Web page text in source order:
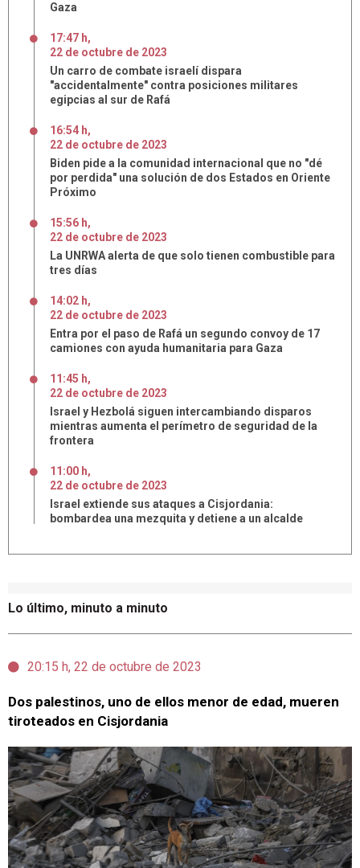
Lo último, minuto a minuto
20:15 h, 22 de octubre de 2023
Dos palestinos, uno de ellos menor de edad, mueren
tiroteados en Cisjordania
Gaza
17:47 h,
22 de octubre de 2023
Un carro de combate israelí dispara
"accidentalmente" contra posiciones militares
egipcias al sur de Rafá
16:54 h,
22 de octubre de 2023
Biden pide a la comunidad internacional que no "dé
por perdida" una solución de dos Estados en Oriente
Próximo
15:56 h,
22 de octubre de 2023
La UNRWA alerta de que solo tienen combustible para
tres días
14:02 h,
22 de octubre de 2023
Entra por el paso de Rafá un segundo convoy de 17
camiones con ayuda humanitaria para Gaza
11:45 h,
22 de octubre de 2023
Israel y Hezbolá siguen intercambiando disparos
mientras aumenta el perímetro de seguridad de la
frontera
11:00 h,
22 de octubre de 2023
Israel extiende sus ataques a Cisjordania:
bombardea una mezquita y detiene a un alcalde